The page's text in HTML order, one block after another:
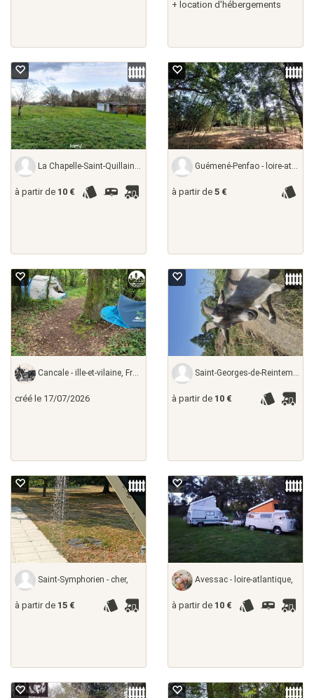
+ location d'hébergements
La Chapelle-Saint-Quillain - haute-saône,
à partir de 10 €
Guémené-Penfao - loire-atlantique,
à partir de 5 €
Cancale - ille-et-vilaine, France
créé le 17/07/2026
Saint-Georges-de-Reintembault - ille-et-vilaine,
à partir de 10 €
Saint-Symphorien - cher,
à partir de 15 €
Avessac - loire-atlantique,
à partir de 10 €